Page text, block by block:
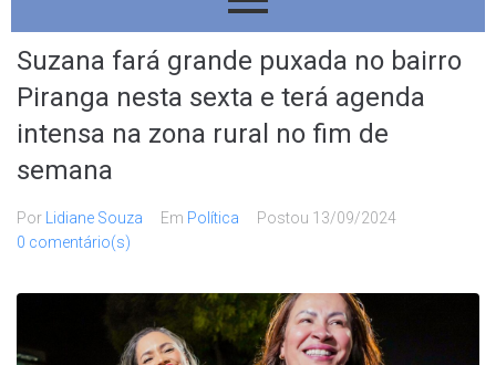
Suzana fará grande puxada no bairro
Piranga nesta sexta e terá agenda
intensa na zona rural no fim de
semana
Por Lidiane Souza Em Política Postou 13/09/2024
0 comentário(s)